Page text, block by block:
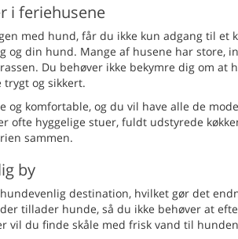
i feriehusene
med hund, får du ikke kun adgang til
og din hund. Mange af husene har store,
Du behøver ikke bekymre dig om
og sikkert.
og komfortable, og du vil have alle de
ofte hyggelige stuer, fuldt udstyrede
sammen.
by
destination, hvilket gør det
tillader hunde, så du ikke behøver at
vil du finde skåle med frisk vand til